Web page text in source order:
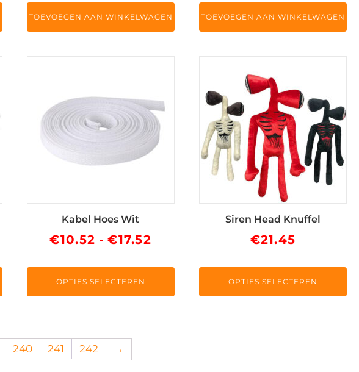
TOEVOEGEN AAN WINKELWAGEN TOEVOEGEN AAN WINKELWAGEN
Kabel Hoes Wit
€10.52 - €17.52
€17.52
OPTIES SELECTEREN
meerdere
variaties.
Deze
productpagina
Siren Head Knuffel
€21.45
OPTIES SELECTEREN
heeft
meerdere
variaties.
Deze
optie
kan
productpagina
240 241 242 →